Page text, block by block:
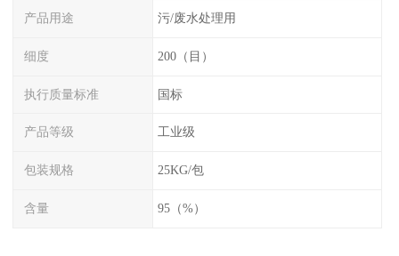
产品用途 污/废水处理用
细度 200（目）
执行质量标准 国标
产品等级 工业级
包装规格 25KG/包
含量 95（%）